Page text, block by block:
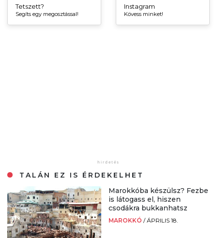
Tetszett?
Segíts egy megosztással!
Instagram
Kövess minket!
TALÁN EZ IS ÉRDEKELHET
Marokkóba készülsz? Fezbe
is látogass el, hiszen
csodákra bukkanhatsz
MAROKKÓ /ÁPRILIS 18.